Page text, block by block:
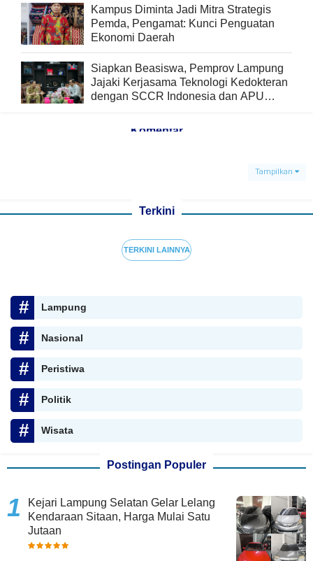
Kampus Diminta Jadi Mitra Strategis
Pemda, Pengamat: Kunci Penguatan
Ekonomi Daerah
Siapkan Beasiswa, Pemprov Lampung
Jajaki Kerjasama Teknologi Kedokteran
dengan SCCR Indonesia dan APU
Komentar
Tampilkan
Terkini
TERKINI LAINNYA
Lampung
Nasional
Peristiwa
Politik
Wisata
Postingan Populer
Kejari Lampung Selatan Gelar Lelang
Kendaraan Sitaan, Harga Mulai Satu
Jutaan